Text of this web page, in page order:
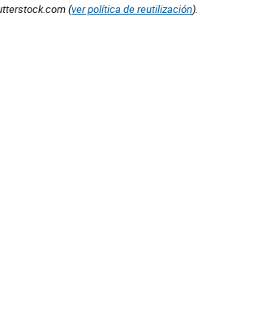
(ver política de reutilización).